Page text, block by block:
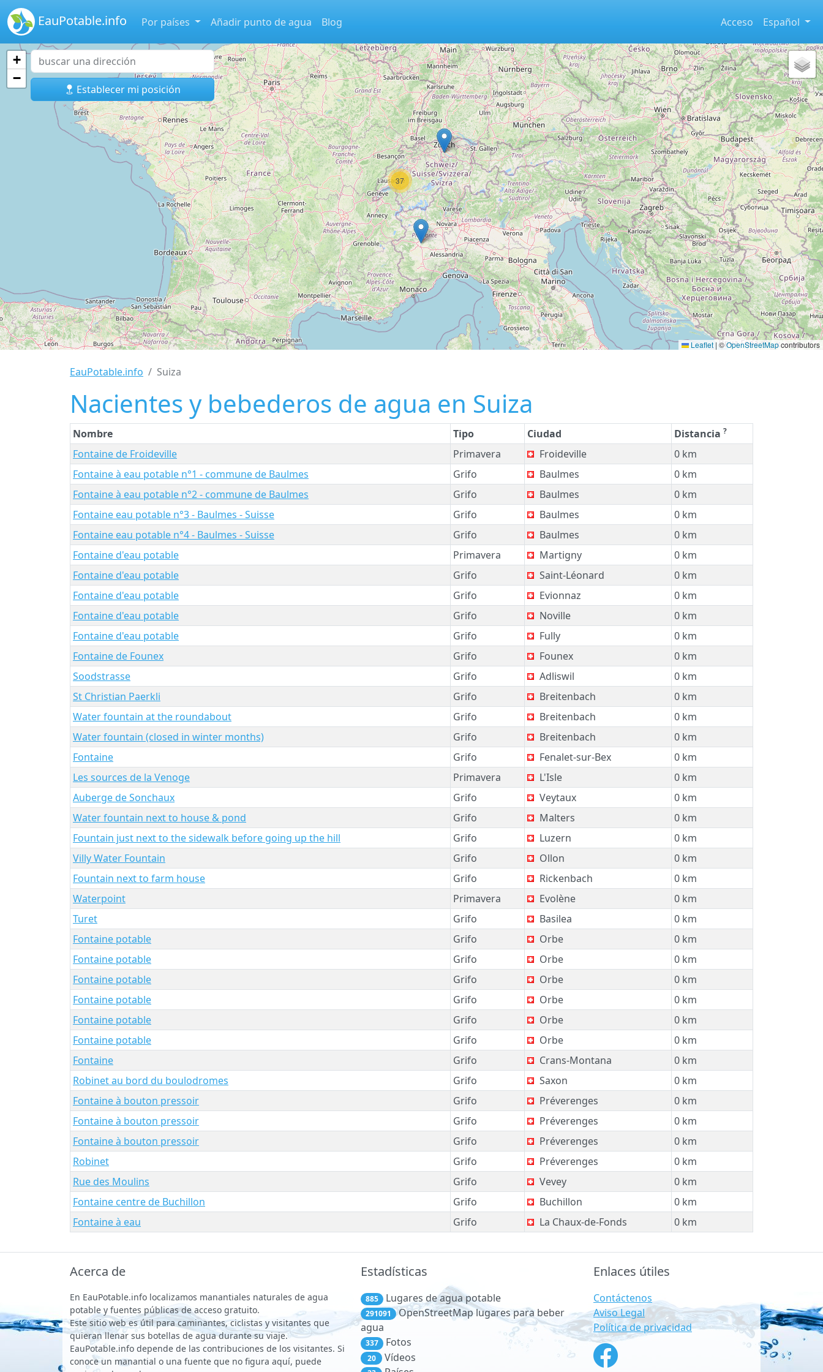
EauPotable.info Por países Añadir punto de agua Blog Acceso Español
Establecer mi posición
37
+
−
Leaflet | ©OpenStreetMapcontributors
EauPotable.info Suiza
Nacientes y bebederos de agua en Suiza
Nombre Tipo Ciudad Distancia ?
Fontaine de Froideville Primavera Froideville
0 km
Fontaine à eau potable n°1 - commune de Baulmes
Grifo Baulmes
0 km
Fontaine à eau potable n°2 - commune de Baulmes
Grifo Baulmes
0 km
Fontaine eau potable n°3 - Baulmes - Suisse
Grifo Baulmes
0 km
Fontaine eau potable n°4 - Baulmes - Suisse
Grifo Baulmes
0 km
Fontaine d'eau potable
Primavera Martigny
0 km
Fontaine d'eau potable
Grifo Saint-Léonard
0 km
Fontaine d'eau potable
Grifo Evionnaz
0 km
Fontaine d'eau potable
Grifo Noville
0 km
Fontaine d'eau potable
Grifo Fully
0 km
Fontaine de Founex
Grifo Founex
0 km
Soodstrasse
Grifo Adliswil
0 km
St Christian Paerkli
Grifo Breitenbach
0 km
Water fountain at the roundabout
Grifo Breitenbach
0 km
Water fountain (closed in winter months)
Grifo Breitenbach
0 km
Fontaine
Grifo Fenalet-sur-Bex
0 km
Les sources de la Venoge
Primavera L'Isle
0 km
Auberge de Sonchaux
Grifo Veytaux
0 km
Water fountain next to house & pond
Grifo Malters
0 km
Fountain just next to the sidewalk before going up the hill
Grifo Luzern
0 km
Villy Water Fountain
Grifo Ollon
0 km
Fountain next to farm house
Grifo Rickenbach
0 km
Waterpoint
Primavera Evolène
0 km
Turet
Grifo Basilea
0 km
Fontaine potable
Grifo Orbe
0 km
Fontaine potable
Grifo Orbe
0 km
Fontaine potable
Grifo Orbe
0 km
Fontaine potable
Grifo Orbe
0 km
Fontaine potable
Grifo Orbe
0 km
Fontaine potable
Grifo Orbe
0 km
Fontaine
Grifo Crans-Montana
0 km
Robinet au bord du boulodromes
Grifo Saxon
0 km
Fontaine à bouton pressoir
Grifo Préverenges
0 km
Fontaine à bouton pressoir
Grifo Préverenges
0 km
Fontaine à bouton pressoir
Grifo Préverenges
0 km
Robinet
Grifo Préverenges
0 km
Rue des Moulins
Grifo Vevey
0 km
Fontaine centre de Buchillon
Grifo Buchillon
0 km
Fontaine à eau
Grifo La Chaux-de-Fonds 0 km
Acerca de
En EauPotable.info localizamos manantiales naturales de agua
potable y fuentes públicas de acceso gratuito.
Este sitio web es útil para caminantes, ciclistas y visitantes que
quieran llenar sus botellas de agua durante su viaje.
EauPotable.info depende de las contribuciones de los visitantes. Si
conoce un manantial o una fuente que no figura aquí, puede
Estadísticas
885 Lugares de agua potable
291091 OpenStreetMap lugares para beber
agua
337 Fotos
20 Vídeos
Enlaces útiles
Contáctenos
Aviso Legal
Política de privacidad